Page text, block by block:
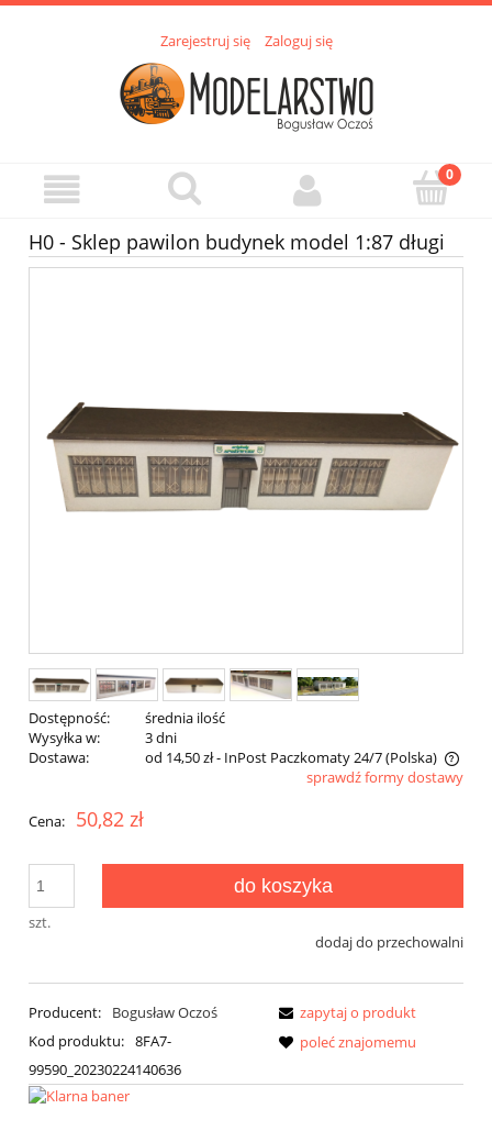
Zarejestruj się Zaloguj się
H0 - Sklep pawilon budynek model 1:87 długi
Dostępność:
średnia ilość
Wysyłka w:
3 dni
Dostawa:
od 14,50 zł- InPost Paczkomaty 24/7(Polska)
Cena nie zawiera ewentualnych kosztów płatnościsprawdź formy dostawy
Cena: 50,82 zł
szt.
do koszyka
dodaj do przechowalni
Producent:
Bogusław Oczoś
Kod produktu: 8FA7-
99590_20230224140636
zapytaj o produkt
poleć znajomemu